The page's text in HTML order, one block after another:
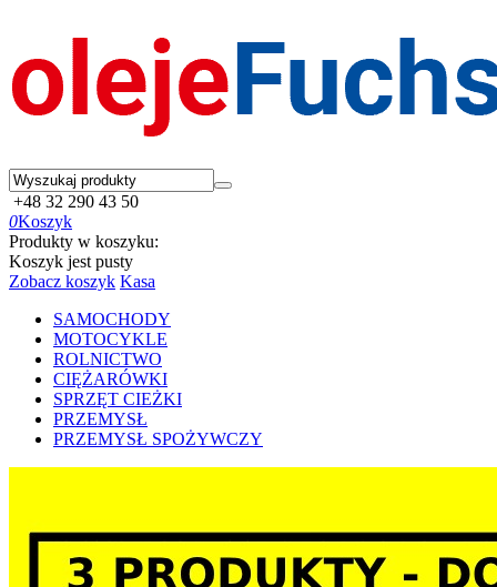
+48 32 290 43 50
0Koszyk
Produkty w koszyku:
Koszyk jest pusty
Zobacz koszyk Kasa
SAMOCHODY
MOTOCYKLE
ROLNICTWO
CIĘŻARÓWKI
SPRZĘT CIEŻKI
PRZEMYSŁ
PRZEMYSŁ SPOŻYWCZY